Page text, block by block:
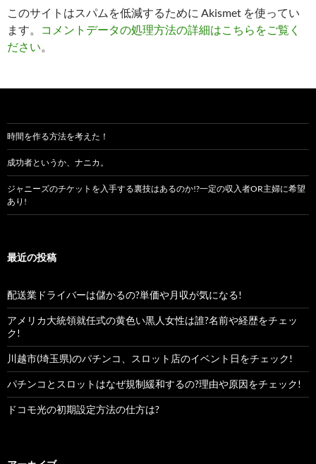
このサイトはスパムを低減するために Akismet を使ってい
ます。
コメントデータの処理方法の詳細はこちらをご覧く
ださい。
時間を作る方法を考えた！
成功者というか、ナニカ。
ジャニーズのチケットを入手する裏技はあるのか!?一定の収入者OR主婦に希望
あり!
最近の投稿
配送業ドライバーは儲かるの?単価や月収が気になる!
アメリカ大統領就任式の黄色い黒人女性は誰?名前や経歴をチェッ
ク!
川越市(埼玉県)のパチンコ、スロット店のイベント日をチェック!
パチンコとスロットはなぜ規制緩和するの?理由や原因をチェック!
ドコモ光の初期設定方法の仕方は?